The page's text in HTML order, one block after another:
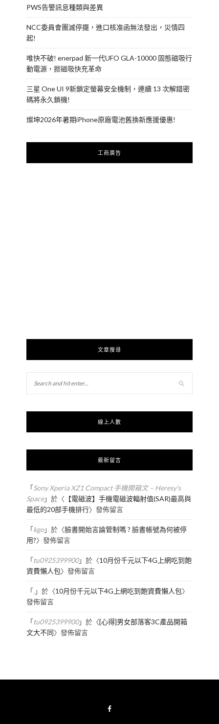
PWS告警訊息種類與差異
NCC委員會團滅停擺，進口核准函無法發出，災情四
起!
唯快不破! enerpad 新一代UFO GLA-10000 固態磁吸行
動電源，掀磁吸快充革命
三星 One UI 9新鎖定螢幕安全機制，連續 13 次解錯密
碼將永久鎖機!
燦坤2026年暑期iPhone原廠電池舊換新應援優惠!
工商廣告
文章搜尋
線上人數
最新留言
「Sony Xperia XZ1 Compact 手機開箱文 – Heresy's
Space」於〈 【電磁波】手機電磁波輻射值(SAR)最高與
最低的20部手機排行〉發佈留言
「kgo」於〈臉書開始言論管制嗎 ? 臉書帳號為何被停
用?〉發佈留言
「tu0925399900」於〈10月份千元以下4G上網吃到飽
資費懶人包〉發佈留言
「.」於〈10月份千元以下4G上網吃到飽資費懶人包〉
發佈留言
「tu0925399900」於〈[心得]男女部落客3C產品開箱
文大不同〉發佈留言